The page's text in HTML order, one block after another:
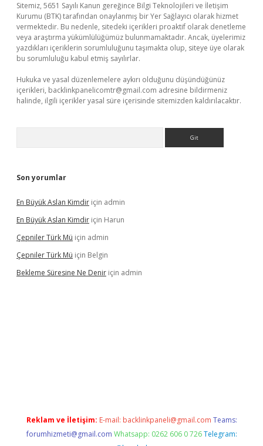
Sitemiz, 5651 Sayılı Kanun gereğince Bilgi Teknolojileri ve İletişim
Kurumu (BTK) tarafından onaylanmış bir Yer Sağlayıcı olarak hizmet
vermektedir. Bu nedenle, sitedeki içerikleri proaktif olarak denetleme
veya araştırma yükümlülüğümüz bulunmamaktadır. Ancak, üyelerimiz
yazdıkları içeriklerin sorumluluğunu taşımakta olup, siteye üye olarak
bu sorumluluğu kabul etmiş sayılırlar.
Hukuka ve yasal düzenlemelere aykırı olduğunu düşündüğünüz
içerikleri, backlinkpanelicomtr@gmail.com adresine bildirmeniz
halinde, ilgili içerikler yasal süre içerisinde sitemizden kaldırılacaktır.
Son yorumlar
En Büyük Aslan Kimdir için admin
En Büyük Aslan Kimdir için Harun
Çepniler Türk Mü için admin
Çepniler Türk Mü için Belgin
Bekleme Süresine Ne Denir için admin
Reklam ve İletişim: E-mail: backlinkpaneli@gmail.com Teams:
forumhizmeti@gmail.com Whatsapp: 0262 606 0 726 Telegram: